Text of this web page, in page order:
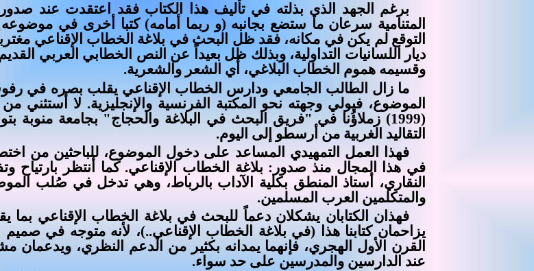
برغم الجهد الذي بذلته في تأليف هذا الكتاب فقد اعتقدت عند
المتنامية سرعان ما ستضع بجانبه (و ربما أمامه) كتبا أخرى في موضوعه
التوقع لم يكن في مكانه، فقد ظل البحث في بلاغة الخطاب الإقناعي
ديار اللسانيات التداولية، وبذلك ظل بعيداً عن النص الخطابي العربي
وقسيمه هموم الخطاب البلاغي، أي الشعر والشعرية.
ما زال الطالب الجامعي ودارس الخطاب الإقناعي يقلب بصره في رفوف
الموضوع، فيولي وجهته نحو المكتبة الفرنسية والإنجليزية. لا أستثني
(1999) زملاؤُنا في "فريق البحث في البلاغة والحجاج" بجامعة
التقاليد الغربية من أرسطو إلى اليوم.
فهذا العمل التمهيدي المساعد على دخول الموضوع، للباحثين
في هذا المجال منذ صدور: بلاغة الخطاب الإقناعي. كما أنتظر بارتياح
النقاري، أستاذ المنطق بكلية الآداب بالرباط، وهي تدخل في صُلب
والمتكلمين العرب المسلمين.
فهذان الكتابان يشكلان دعماً للبحث في بلاغة الخطاب الإقناعي بما
يزاحمان كتابنا هذا (في بلاغة الخطاب الإقناعي..)، لأنه متوجه في
القرن الأول الهجري، فإنهما يمدانه بكثير من الدعم النظري، ويدعمان
عند الدارسين والمدرسين على حد سواء.